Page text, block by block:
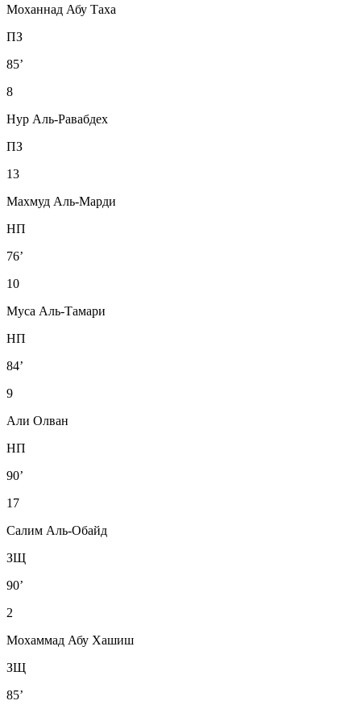
Моханнад Абу Таха
ПЗ
85’
8
Нур Аль-Равабдех
ПЗ
13
Махмуд Аль-Марди
НП
76’
10
Муса Аль-Тамари
НП
84’
9
Али Олван
НП
90’
17
Салим Аль-Обайд
ЗЩ
90’
2
Мохаммад Абу Хашиш
ЗЩ
85’